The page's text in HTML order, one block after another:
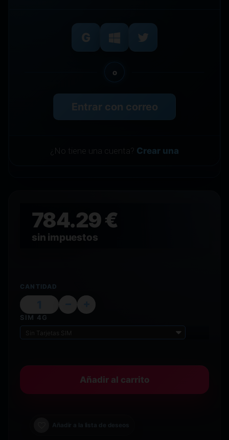
o
Entrar con correo
¿No tiene una cuenta? Crear una
784.29 €
sin impuestos
CANTIDAD
SIM 4G
Sin Tarjetas SIM
Añadir al carrito